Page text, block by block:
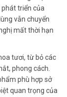
triển của
vẫn chuyển
mất thời hạn
tươi, từ bỏ các
phong cách.
phù hợp sở
quan trọng của